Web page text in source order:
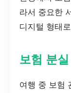
라서 중요한
디지털 형태
보험 분
여행 중 보험